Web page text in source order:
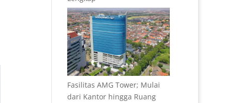
Fasilitas AMG Tower; Mulai
dari Kantor hingga Ruang